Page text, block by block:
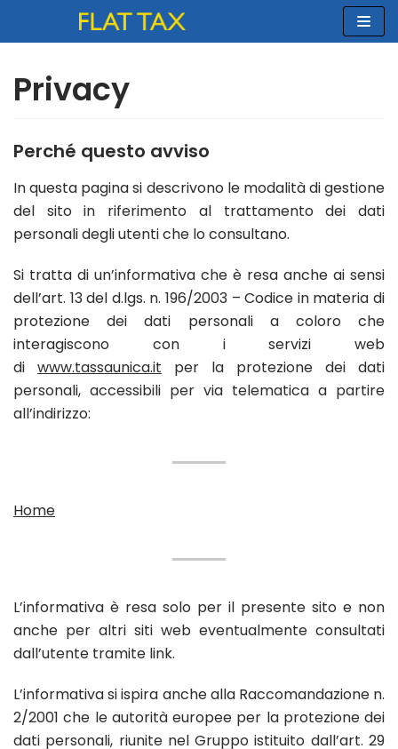
al
Privacy
Perché questo avviso
In questa pagina si descrivono le modalità di gestione
del sito in riferimento al trattamento dei dati
personali degli utenti che lo consultano.
Si tratta di un’informativa che è resa anche ai sensi
dell’art. 13 del d.lgs. n. 196/2003 – Codice in materia di
protezione dei dati personali a coloro che
interagiscono con i servizi web
di www.tassaunica.it per la protezione dei dati
personali, accessibili per via telematica a partire
all’indirizzo:
Home
L’informativa è resa solo per il presente sito e non
anche per altri siti web eventualmente consultati
dall’utente tramite link.
L’informativa si ispira anche alla Raccomandazione n.
2/2001 che le autorità europee per la protezione dei
dati personali, riunite nel Gruppo istituito dall’art. 29